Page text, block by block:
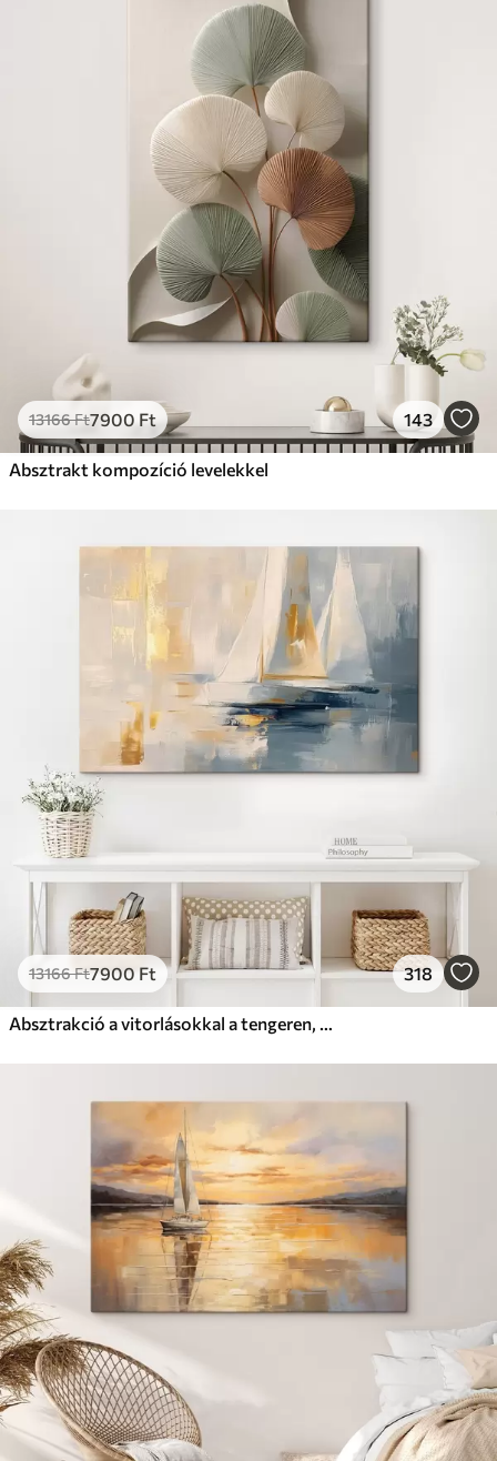
13166Ft7900 Ft 143
Absztrakt kompozíció levelekkel
13166Ft7900 Ft 318
Absztrakció a vitorlásokkal a tengeren, akril stílusban, naplemente